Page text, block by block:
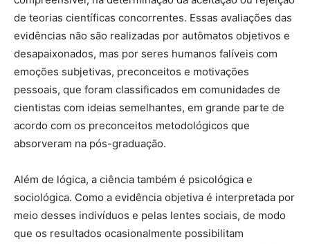
de teorias científicas concorrentes. Essas avaliações das
evidências não são realizadas por autômatos objetivos e
desapaixonados, mas por seres humanos falíveis com
emoções subjetivas, preconceitos e motivações
pessoais, que foram classificados em comunidades de
cientistas com ideias semelhantes, em grande parte de
acordo com os preconceitos metodológicos que
absorveram na pós-graduação.
Além de lógica, a ciência também é psicológica e
sociológica. Como a evidência objetiva é interpretada por
meio desses indivíduos e pelas lentes sociais, de modo
que os resultados ocasionalmente possibilitam